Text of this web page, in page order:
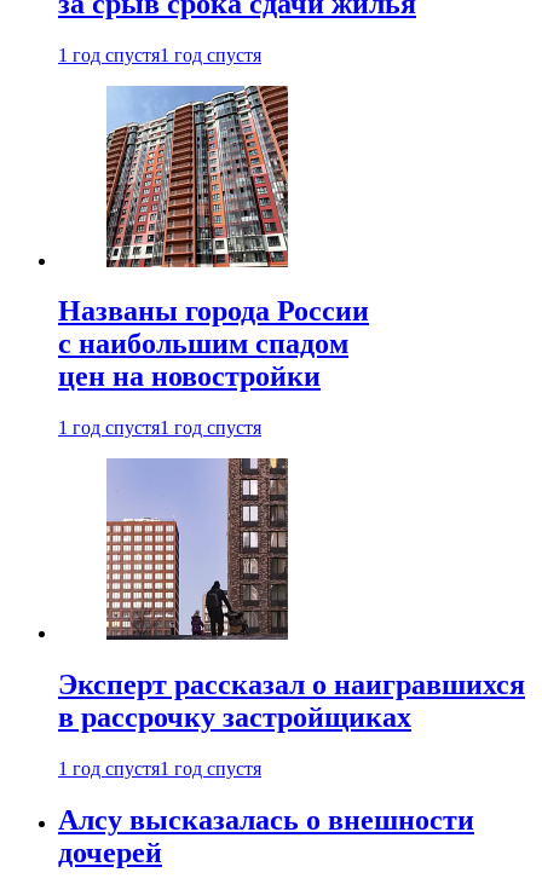
1 год спустя1 год спустя
Названы города России
с наибольшим спадом
цен на новостройки
1 год спустя1 год спустя
Эксперт рассказал о наигравшихся
в рассрочку застройщиках
1 год спустя1 год спустя
Алсу высказалась о внешности
дочерей